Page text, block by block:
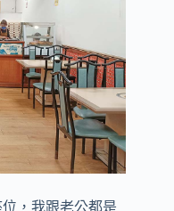
，我跟老公都是